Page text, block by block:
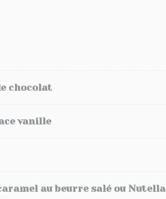
chocolat
vanille
au beurre salé ou Nutella